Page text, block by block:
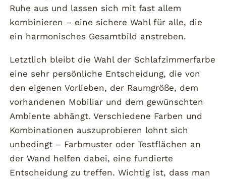
Ruhe aus und lassen sich mit fast allem
kombinieren – eine sichere Wahl für alle, die
ein harmonisches Gesamtbild anstreben.
Letztlich bleibt die Wahl der Schlafzimmerfarbe
eine sehr persönliche Entscheidung, die von
den eigenen Vorlieben, der Raumgröße, dem
vorhandenen Mobiliar und dem gewünschten
Ambiente abhängt. Verschiedene Farben und
Kombinationen auszuprobieren lohnt sich
unbedingt – Farbmuster oder Testflächen an
der Wand helfen dabei, eine fundierte
Entscheidung zu treffen. Wichtig ist, dass man